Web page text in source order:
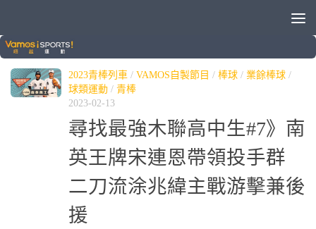
標籤：涂兆緯
2023青棒列車 / VAMOS自製節目 / 棒球 / 業餘棒球 /
球類運動 / 青棒
2023-02-13
尋找最強木聯高中生#7》南
英王牌宋連恩帶領投手群
二刀流涂兆緯主戰游擊兼後
援